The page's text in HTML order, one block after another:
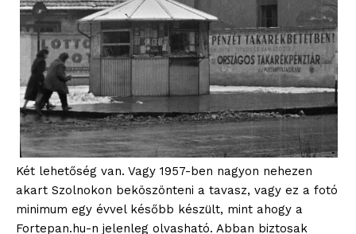
Két lehetőség van. Vagy 1957-ben nagyon nehezen
akart Szolnokon beköszönteni a tavasz, vagy ez a fotó
minimum egy évvel később készült, mint ahogy a
Fortepan.hu-n jelenleg olvasható. Abban biztosak